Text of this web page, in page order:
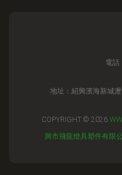
電話
地址：紹興濱海新城
COPYRIGHT © 2026
興市飛龍燈具塑件有限